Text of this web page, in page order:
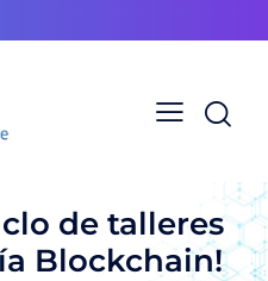
de talleres
Blockchain!